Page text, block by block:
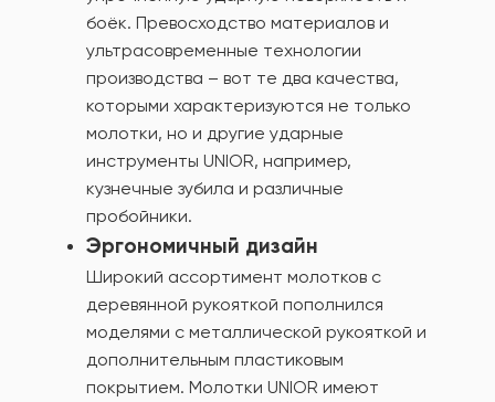
боёк. Превосходство материалов и
ультрасовременные технологии
производства – вот те два качества,
которыми характеризуются не только
молотки, но и другие ударные
инструменты UNIOR, например,
кузнечные зубила и различные
пробойники.
Эргономичный дизайн
Широкий ассортимент молотков с
деревянной рукояткой пополнился
моделями с металлической рукояткой и
дополнительным пластиковым
покрытием. Молотки UNIOR имеют